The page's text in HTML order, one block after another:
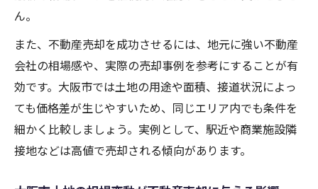
ん。
また、不動産売却を成功させるには、地元に強い不動産
会社の相場感や、実際の売却事例を参考にすることが有
効です。大阪市では土地の用途や面積、接道状況によっ
ても価格差が生じやすいため、同じエリア内でも条件を
細かく比較しましょう。実例として、駅近や商業施設隣
接地などは高値で売却される傾向があります。